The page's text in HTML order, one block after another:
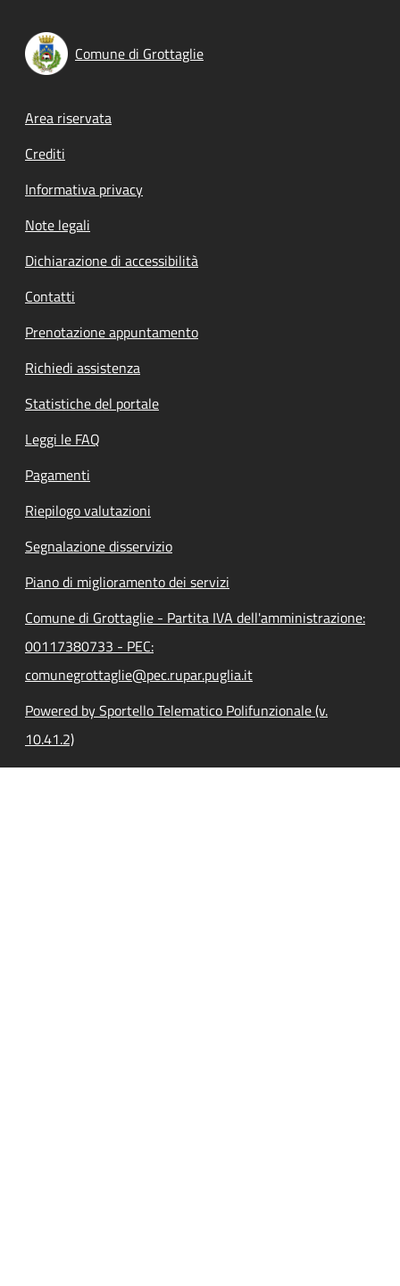
Comune di Grottaglie
Footer menu
Area riservata
Crediti
Informativa privacy
Note legali
Dichiarazione di accessibilità
Contatti
Prenotazione appuntamento
Richiedi assistenza
Statistiche del portale
Leggi le FAQ
Pagamenti
Riepilogo valutazioni
Segnalazione disservizio
Piano di miglioramento dei servizi
Comune di Grottaglie - Partita IVA dell'amministrazione:
00117380733 - PEC:
comunegrottaglie@pec.rupar.puglia.it
Powered by Sportello Telematico Polifunzionale (v.
10.41.2)